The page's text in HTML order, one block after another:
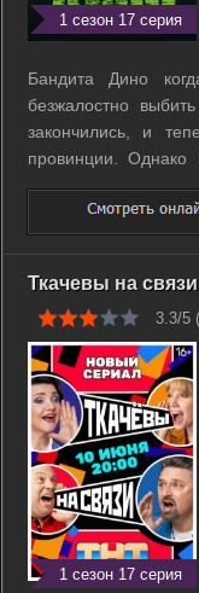
1 сезон 17 серия
Бандита Дино
безжалостно
закончились, и
провинции. Однако
вернуться в
теперь ему
Ткачевы на
3.3/5 (
1 сезон 17 серия